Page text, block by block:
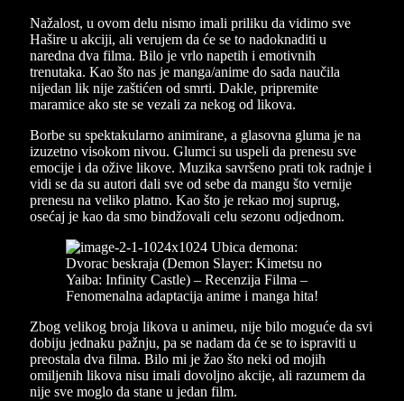
Nažalost, u ovom delu nismo imali priliku da vidimo sve
Hašire u akciji, ali verujem da će se to nadoknaditi u
naredna dva filma. Bilo je vrlo napetih i emotivnih
trenutaka. Kao što nas je manga/anime do sada naučila
nijedan lik nije zaštićen od smrti. Dakle, pripremite
maramice ako ste se vezali za nekog od likova.
Borbe su spektakularno animirane, a glasovna gluma je na
izuzetno visokom nivou. Glumci su uspeli da prenesu sve
emocije i da ožive likove. Muzika savršeno prati tok radnje i
vidi se da su autori dali sve od sebe da mangu što vernije
prenesu na veliko platno. Kao što je rekao moj suprug,
osećaj je kao da smo bindžovali celu sezonu odjednom.
Zbog velikog broja likova u animeu, nije bilo moguće da svi
dobiju jednaku pažnju, pa se nadam da će se to ispraviti u
preostala dva filma. Bilo mi je žao što neki od mojih
omiljenih likova nisu imali dovoljno akcije, ali razumem da
nije sve moglo da stane u jedan film.